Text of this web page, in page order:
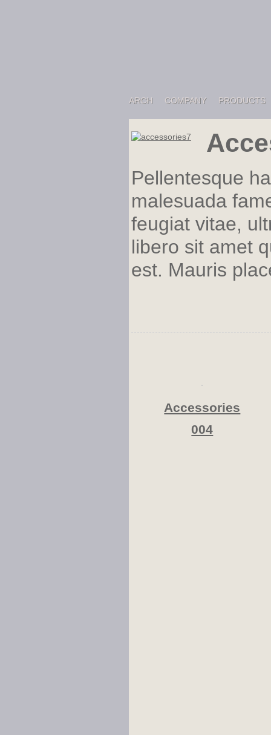
ARCH COMPANY PRODUCTS
Pellentesque
malesuada
feugiat vitae,
libero sit amet
est. Mauris
Accessories
004